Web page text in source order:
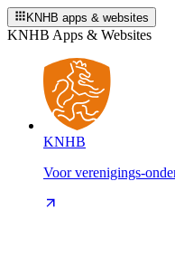
KNHB apps & websites
KNHB Apps & Websites
KNHB
Voor verenigings-